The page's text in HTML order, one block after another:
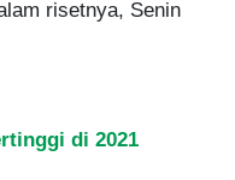
risetnya, Senin
di 2021